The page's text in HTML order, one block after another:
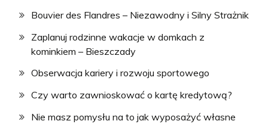
Bouvier des Flandres – Niezawodny i Silny Strażnik
Zaplanuj rodzinne wakacje w domkach z
kominkiem – Bieszczady
Obserwacja kariery i rozwoju sportowego
Czy warto zawnioskować o kartę kredytową?
Nie masz pomysłu na to jak wyposażyć własne